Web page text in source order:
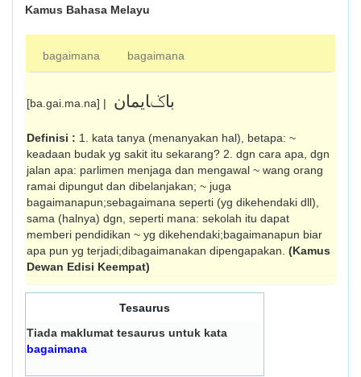
Kamus Bahasa Melayu
bagaimana bagaimana
[ba.gai.ma.na] | باݢايمان
Definisi : 1. kata tanya (menanyakan hal), betapa: ~
keadaan budak yg sakit itu sekarang? 2. dgn cara apa, dgn
jalan apa: parlimen menjaga dan mengawal ~ wang orang
ramai dipungut dan dibelanjakan; ~ juga
bagaimanapun;sebagaimana seperti (yg dikehendaki dll),
sama (halnya) dgn, seperti mana: sekolah itu dapat
memberi pendidikan ~ yg dikehendaki;bagaimanapun biar
apa pun yg terjadi;dibagaimanakan dipengapakan. (Kamus
Dewan Edisi Keempat)
Tesaurus
Tiada maklumat tesaurus untuk kata
bagaimana